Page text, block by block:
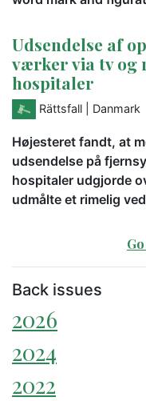
Udsendelse af
værker via tv og
hospitaler
Rättsfall | Danmark
Højesteret fandt, at
udsendelse på
hospitaler udgjorde
udmålte et rimelig
Back issues
2026
2024
2022